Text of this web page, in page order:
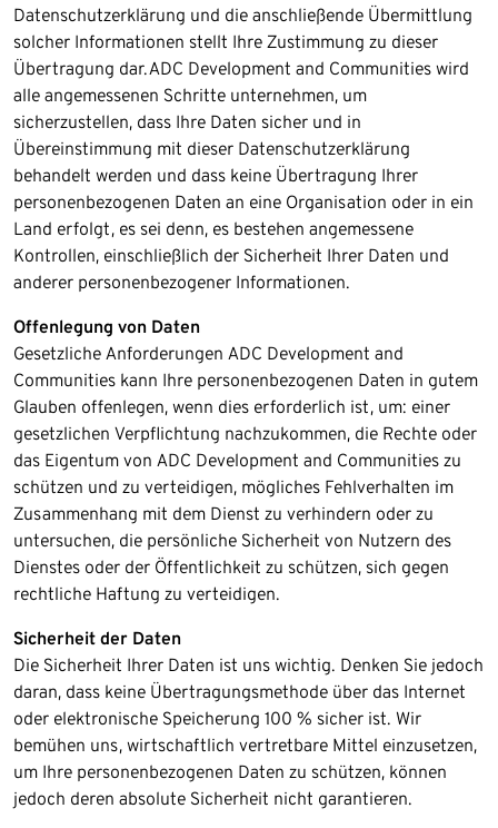
Datenschutzerklärung und die anschließende Übermittlung
solcher Informationen stellt Ihre Zustimmung zu dieser
Übertragung dar.​ADC Development and Communities wird
alle angemessenen Schritte unternehmen, um
sicherzustellen, dass Ihre Daten sicher und in
Übereinstimmung mit dieser Datenschutzerklärung
behandelt werden und dass keine Übertragung Ihrer
personenbezogenen Daten an eine Organisation oder in ein
Land erfolgt, es sei denn, es bestehen angemessene
Kontrollen, einschließlich der Sicherheit Ihrer Daten und
anderer personenbezogener Informationen.​
Offenlegung von Daten
Gesetzliche Anforderungen ADC Development and
Communities kann Ihre personenbezogenen Daten in gutem
Glauben offenlegen, wenn dies erforderlich ist, um: einer
gesetzlichen Verpflichtung nachzukommen, die Rechte oder
das Eigentum von ADC Development and Communities zu
schützen und zu verteidigen, mögliches Fehlverhalten im
Zusammenhang mit dem Dienst zu verhindern oder zu
untersuchen, die persönliche Sicherheit von Nutzern des
Dienstes oder der Öffentlichkeit zu schützen, sich gegen
rechtliche Haftung zu verteidigen.
Sicherheit der Daten
Die Sicherheit Ihrer Daten ist uns wichtig. Denken Sie jedoch
daran, dass keine Übertragungsmethode über das Internet
oder elektronische Speicherung 100 % sicher ist. Wir
bemühen uns, wirtschaftlich vertretbare Mittel einzusetzen,
um Ihre personenbezogenen Daten zu schützen, können
jedoch deren absolute Sicherheit nicht garantieren.